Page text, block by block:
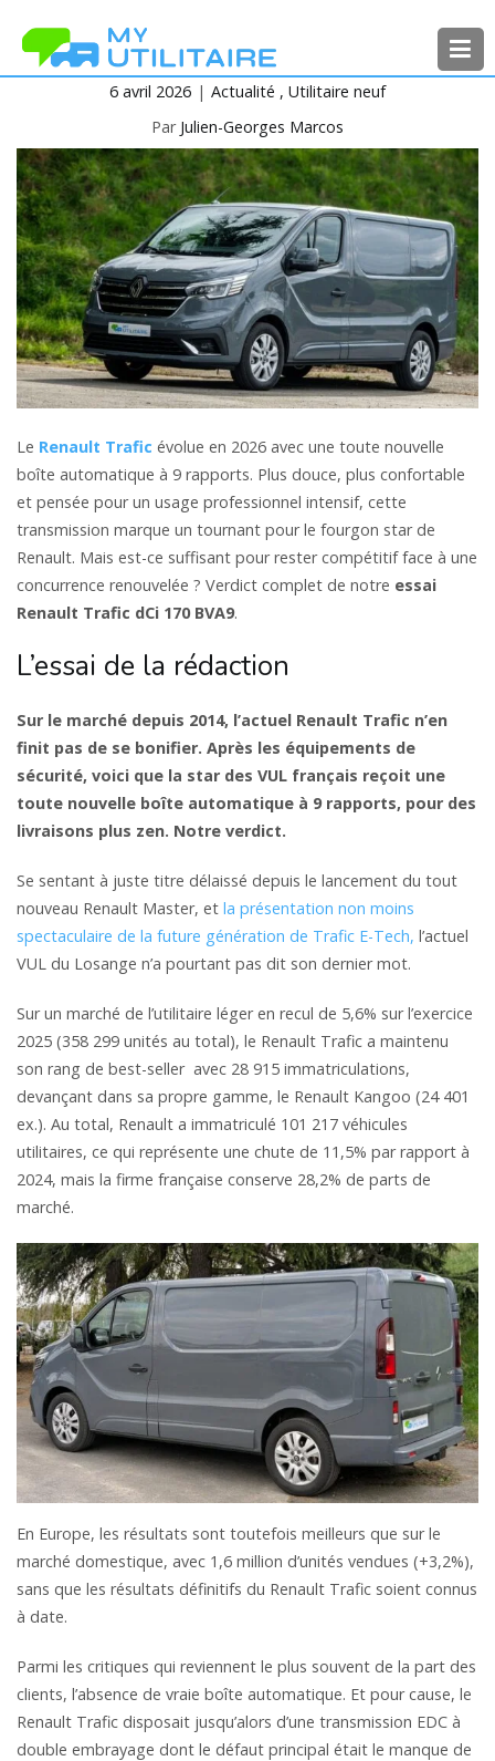
contenu
MyUtilitaire
Toute l’actualité des véhicules
utilitaires
6 avril 2026 Actualité
Utilitaire neuf
Par Julien-Georges Marcos
Le Renault Trafic évolue en 2026 avec une toute nouvelle
boîte automatique à 9 rapports. Plus douce, plus confortable
et pensée pour un usage professionnel intensif, cette
transmission marque un tournant pour le fourgon star de
Renault. Mais est-ce suffisant pour rester compétitif face à une
concurrence renouvelée ? Verdict complet de notre essai
Renault Trafic dCi 170 BVA9.
L’essai de la rédaction
Sur le marché depuis 2014, l’actuel Renault Trafic n’en
finit pas de se bonifier. Après les équipements de
sécurité, voici que la star des VUL français reçoit une
toute nouvelle boîte automatique à 9 rapports, pour des
livraisons plus zen. Notre verdict.
Se sentant à juste titre délaissé depuis le lancement du tout
nouveau Renault Master, et la présentation non moins
spectaculaire de la future génération de Trafic E-Tech, l’actuel
VUL du Losange n’a pourtant pas dit son dernier mot.
Sur un marché de l’utilitaire léger en recul de 5,6% sur l’exercice
2025 (358 299 unités au total), le Renault Trafic a maintenu
son rang de best-seller avec 28 915 immatriculations,
devançant dans sa propre gamme, le Renault Kangoo (24 401
ex.). Au total, Renault a immatriculé 101 217 véhicules
utilitaires, ce qui représente une chute de 11,5% par rapport à
2024, mais la firme française conserve 28,2% de parts de
marché.
En Europe, les résultats sont toutefois meilleurs que sur le
marché domestique, avec 1,6 million d’unités vendues (+3,2%),
sans que les résultats définitifs du Renault Trafic soient connus
à date.
Parmi les critiques qui reviennent le plus souvent de la part des
clients, l’absence de vraie boîte automatique. Et pour cause, le
Renault Trafic disposait jusqu’alors d’une transmission EDC à
double embrayage dont le défaut principal était le manque de